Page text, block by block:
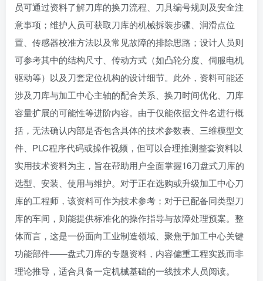
员可通过资料了解刀库的换刀流程、刀具编号规则及安全注
意事项；维护人员可获取刀库的机械拆装步骤、润滑点位
置、传感器校准方法以及常见故障的排除思路；设计人员则
可参考其中的结构尺寸、传动方式（如凸轮分度、伺服电机
驱动等）以及刀套定位机构的设计细节。此外，资料可能还
涉及刀库与加工中心主轴的配合关系、换刀时间优化、刀库
容量扩展的可能性等进阶内容。由于仅能依据文件名进行概
括，无法确认内部是否包含具体的技术参数表、三维模型文
件、PLC程序代码或操作视频，但可以合理推测整套资料以
实用技术资料为主，旨在帮助用户全面掌握16刀盘式刀库的
选型、安装、使用与维护。对于正在选购或升级加工中心刀
库的工程师，该资料可作为技术参考；对于已配备同类型刀
库的车间，则能提供标准化的操作指导与故障处理预案。整
体而言，这是一份面向工业制造领域、聚焦于加工中心关键
功能部件——盘式刀库的专题资料，内容偏重工程实践而非
理论推导，适合具备一定机械基础的一线技术人员阅读。